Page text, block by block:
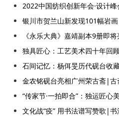
2022中国纺织创新年会·设计
银川市贺兰山新发现101幅岩画
《永乐大典》嘉靖副本9册即
独具匠心：工艺美术四十年回
石间记忆：杨佴旻历代砚台收
金农铭砚台亮相广州荣古斋|
“传家节·一拍即合”：独运匠心
文化战“疫” 用书法谱写赞歌|